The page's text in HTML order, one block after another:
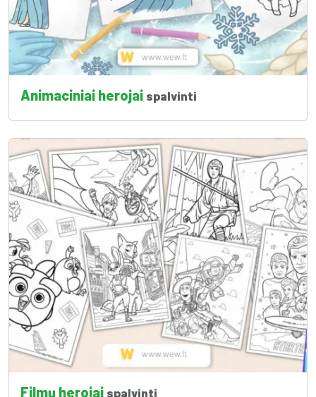
Animaciniai herojai spalvinti
Filmų herojai spalvinti